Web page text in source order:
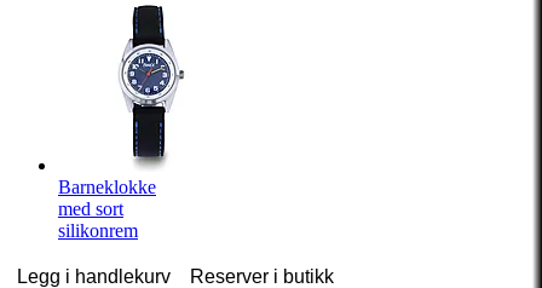
Barneklokke
med sort
silikonrem
Legg i handlekurv Reserver i butikk